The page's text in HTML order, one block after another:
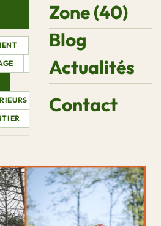
Zone (40)
Blog
Actualités
Contact
ASSAINISSEMENT
DÉMOLITION
VRD
CONSEILS & GUIDES